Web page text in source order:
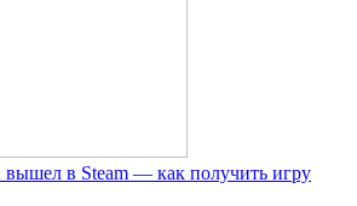
вышел в Steam — как получить игру